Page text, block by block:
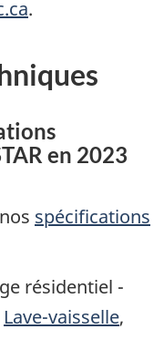
.
en 2023
spécifications
résidentiel -
Lave-vaisselle,